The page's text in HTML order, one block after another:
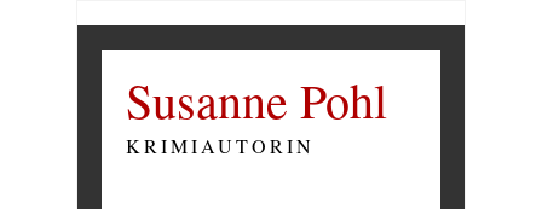
Susanne Pohl
KRIMIAUTORIN